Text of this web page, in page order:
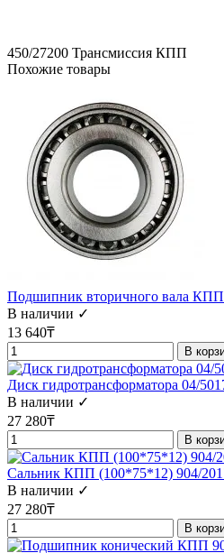
450/27200 Трансмиссия КПП
Похожие товары
Подшипник вторичного вала КПП
В наличии ✓
13 640₸
В
Диск гидротрансформатора 04/
В наличии ✓
27 280₸
В
Сальник КПП (100*75*12) 904/
В наличии ✓
27 280₸
В